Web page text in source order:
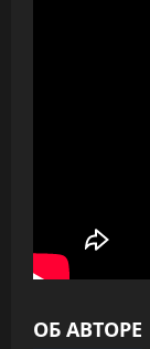
ОБ АВТОРЕ